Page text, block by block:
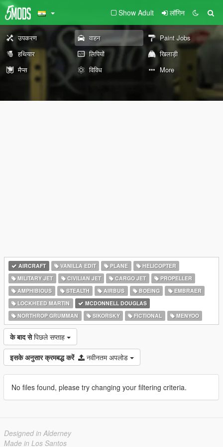
Show Adult लॉगिन
उपकरण वाहन
Paint Jobs
हथियार
लिपियों
खिलाड़ी
मैप्स
विविध More
AIRCRAFT VANILLA EDIT PLANE
HELICOPTER
MILITARY JET
CIVILIAN JET CARGO JET
PROPELLER
AMPHIBIOUS
STEALTH AIRBUS BOEING
EMBRAER
LOCKHEED MARTIN
MCDONNELL DOUGLAS
NORTHROP GRUMMAN
SIKORSKY FICTIONAL MENYOO
के बाद से पिछले सप्ताह
इसके अनुसार क्रमबद्ध करें नवीनतम अपलोड
No files found, please try changing your filtering criteria.
Designed in Alderney
Made in Los Santos